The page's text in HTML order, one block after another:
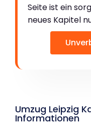
Seite ist ein
neues Kapitel
Umzug Leipzig
Informationen